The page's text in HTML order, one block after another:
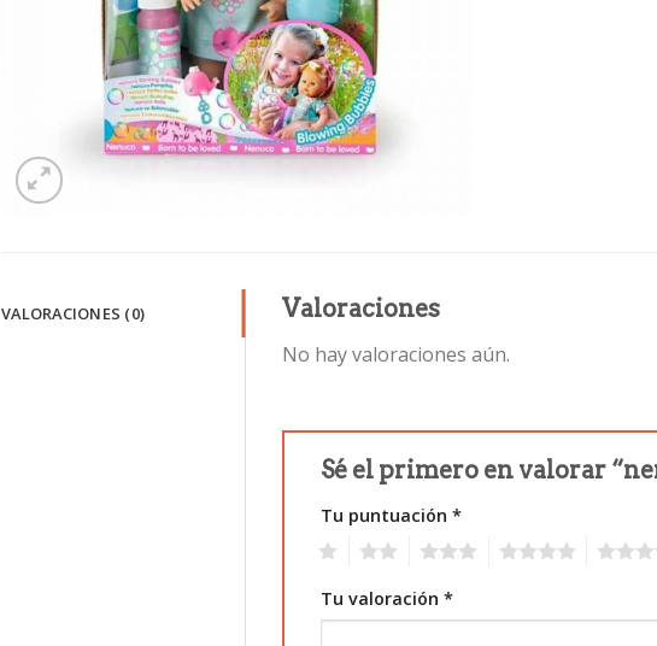
VALORACIONES (0) Valoraciones
No hay valoraciones aún.
Sé el primero en valorar
Tu puntuación*
Tu valoración*